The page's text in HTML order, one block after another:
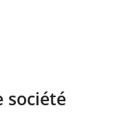
société